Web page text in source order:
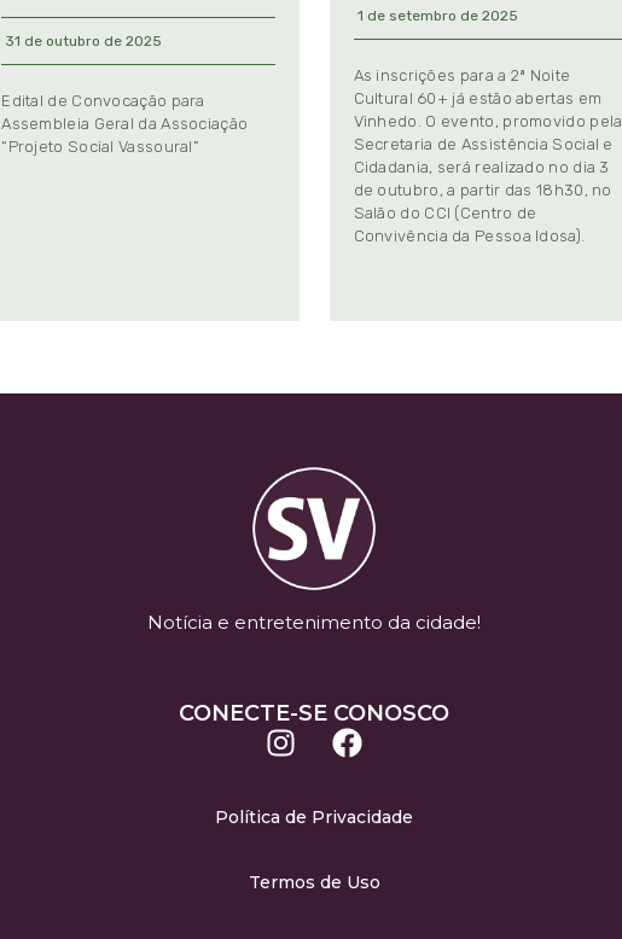
31 de outubro de 2025
Edital de Convocação para
Assembleia Geral da Associação
“Projeto Social Vassoural”
1 de setembro de 2025
As inscrições para a 2ª Noite
Cultural 60+ já estão abertas em
Vinhedo. O evento, promovido pela
Secretaria de Assistência Social e
Cidadania, será realizado no dia 3
de outubro, a partir das 18h30, no
Salão do CCI (Centro de
Convivência da Pessoa Idosa).
Notícia e entretenimento da cidade!
CONECTE-SE CONOSCO
Política de Privacidade
Termos de Uso